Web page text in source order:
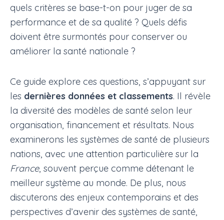
quels critères se base-t-on pour juger de sa
performance et de sa qualité ? Quels défis
doivent être surmontés pour conserver ou
améliorer la santé nationale ?
Ce guide explore ces questions, s’appuyant sur
les dernières données et classements. Il révèle
la diversité des modèles de santé selon leur
organisation, financement et résultats. Nous
examinerons les systèmes de santé de plusieurs
nations, avec une attention particulière sur la
France, souvent perçue comme détenant le
meilleur système au monde. De plus, nous
discuterons des enjeux contemporains et des
perspectives d’avenir des systèmes de santé,